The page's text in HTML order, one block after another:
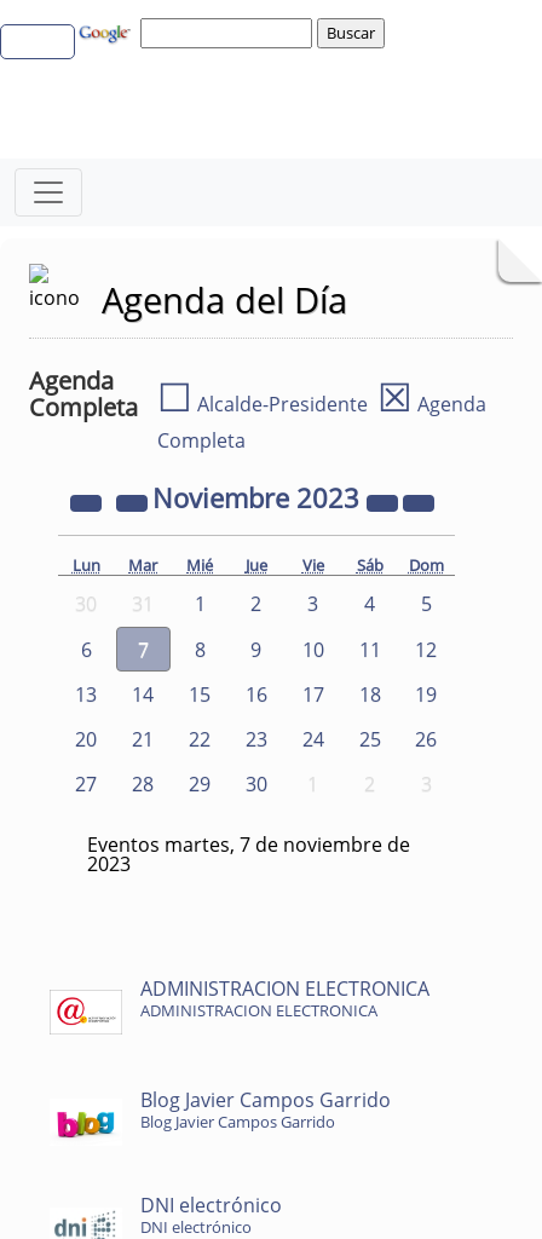
Agenda del Día
Agenda
Completa
☐ Alcalde-Presidente ☒ Agenda
Completa
Noviembre 2023
Lun Mar Mié Jue Vie Sáb Dom
30 31 1 2 3 4
5
6
7 8 9 10 11
12
13
14 15 16 17 18
19
20
21 22 23 24 25
26
27
28 29 30 1 2 3
Eventos martes, 7 de noviembre de
2023
ADMINISTRACION ELECTRONICA
ADMINISTRACION ELECTRONICA
Blog Javier Campos Garrido
Blog Javier Campos Garrido
DNI electrónico
DNI electrónico